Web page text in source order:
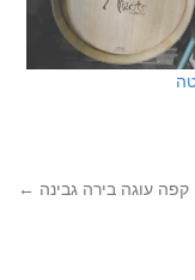
קפה עוגה בירה גבינה ←